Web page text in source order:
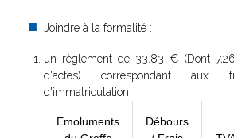
Joindre à la formalité :
un règlement de 33.83 € (Dont
d'actes) correspondant aux
d'immatriculation
Emoluments
Débours